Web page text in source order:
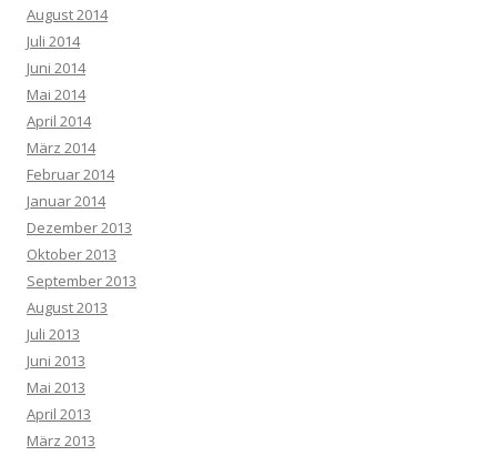
August 2014
Juli 2014
Juni 2014
Mai 2014
April 2014
März 2014
Februar 2014
Januar 2014
Dezember 2013
Oktober 2013
September 2013
August 2013
Juli 2013
Juni 2013
Mai 2013
April 2013
März 2013